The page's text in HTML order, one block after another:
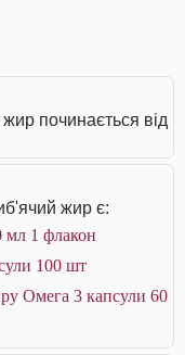
починається від
жир є:
мл 1 флакон
100 шт
Омега 3 капсули 60